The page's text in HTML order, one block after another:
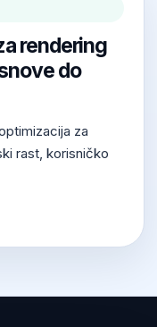
rendering
do
za
rast, korisničko